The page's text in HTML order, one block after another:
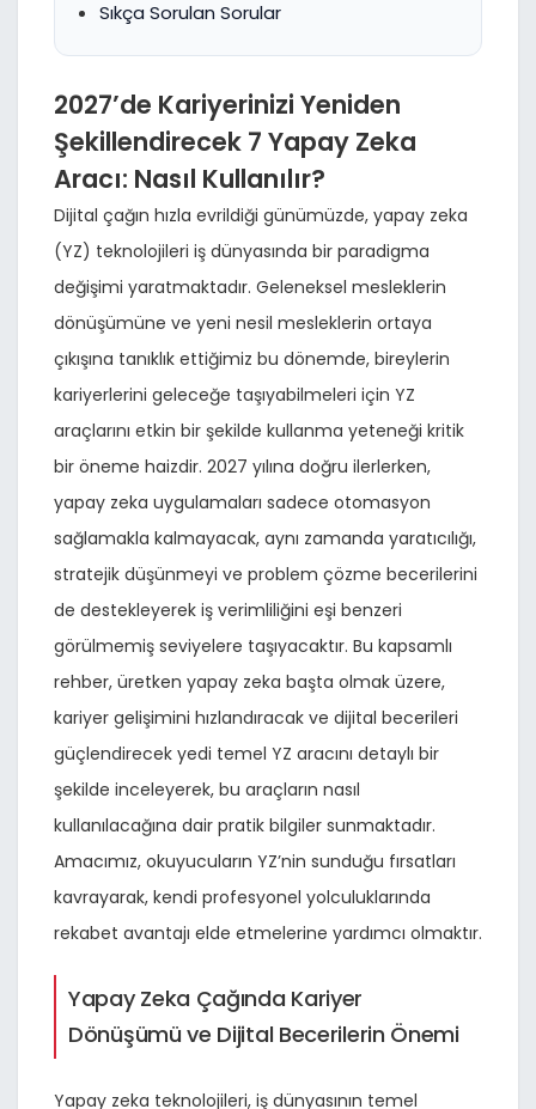
Sıkça Sorulan Sorular
2027’de Kariyerinizi Yeniden
Şekillendirecek 7 Yapay Zeka
Aracı: Nasıl Kullanılır?
Dijital çağın hızla evrildiği günümüzde, yapay zeka
(YZ) teknolojileri iş dünyasında bir paradigma
değişimi yaratmaktadır. Geleneksel mesleklerin
dönüşümüne ve yeni nesil mesleklerin ortaya
çıkışına tanıklık ettiğimiz bu dönemde, bireylerin
kariyerlerini geleceğe taşıyabilmeleri için YZ
araçlarını etkin bir şekilde kullanma yeteneği kritik
bir öneme haizdir. 2027 yılına doğru ilerlerken,
yapay zeka uygulamaları sadece otomasyon
sağlamakla kalmayacak, aynı zamanda yaratıcılığı,
stratejik düşünmeyi ve problem çözme becerilerini
de destekleyerek iş verimliliğini eşi benzeri
görülmemiş seviyelere taşıyacaktır. Bu kapsamlı
rehber, üretken yapay zeka başta olmak üzere,
kariyer gelişimini hızlandıracak ve dijital becerileri
güçlendirecek yedi temel YZ aracını detaylı bir
şekilde inceleyerek, bu araçların nasıl
kullanılacağına dair pratik bilgiler sunmaktadır.
Amacımız, okuyucuların YZ’nin sunduğu fırsatları
kavrayarak, kendi profesyonel yolculuklarında
rekabet avantajı elde etmelerine yardımcı olmaktır.
Yapay Zeka Çağında Kariyer
Dönüşümü ve Dijital Becerilerin Önemi
Yapay zeka teknolojileri, iş dünyasının temel